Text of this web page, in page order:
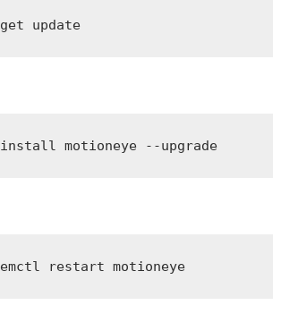
update
motioneye --upgrade
restart motioneye